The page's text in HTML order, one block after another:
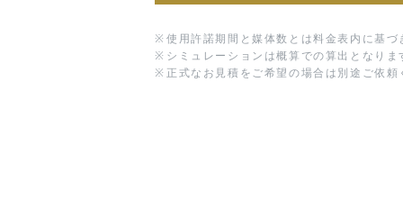
※ 使用許諾期間と媒体数とは料金表内に基づ
※ シミュレーションは概算での算出となりま
※ 正式なお見積をご希望の場合は別途ご依頼